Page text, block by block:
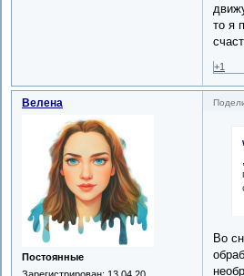
то я
+1
Велена
Постоянные
Во